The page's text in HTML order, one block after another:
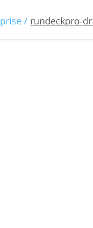
/ rundeckpro-